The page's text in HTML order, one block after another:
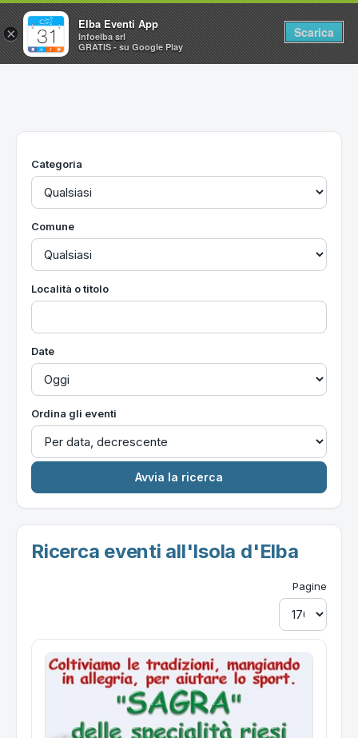
Home
Utilità
Categoria
Comune
Località o titolo
Date
Ordina gli eventi
Ricerca eventi all'Isola d'Elba
Pagine
×
Elba Eventi App
Infoelba srl
GRATIS - su Google Play
Scarica